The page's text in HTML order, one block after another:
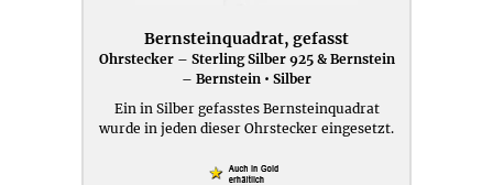
Bernsteinquadrat, gefasst
Ohrstecker – Sterling Silber 925 & Bernstein
– Bernstein • Silber
Ein in Silber gefasstes Bernsteinquadrat
wurde in jeden dieser Ohrstecker eingesetzt.